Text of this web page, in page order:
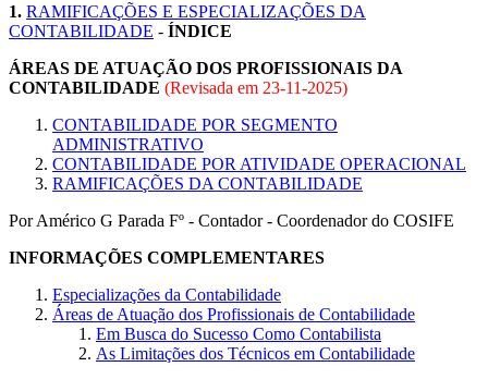
1. RAMIFICAÇÕES E ESPECIALIZAÇÕES DA
CONTABILIDADE - ÍNDICE
ÁREAS DE ATUAÇÃO DOS PROFISSIONAIS DA
CONTABILIDADE (Revisada em 23-11-2025)
CONTABILIDADE POR SEGMENTO
ADMINISTRATIVO
CONTABILIDADE POR ATIVIDADE OPERACIONAL
RAMIFICAÇÕES DA CONTABILIDADE
Por Américo G Parada Fº - Contador - Coordenador do COSIFE
INFORMAÇÕES COMPLEMENTARES
Especializações da Contabilidade
Áreas de Atuação dos Profissionais de Contabilidade
Em Busca do Sucesso Como Contabilista
As Limitações dos Técnicos em Contabilidade